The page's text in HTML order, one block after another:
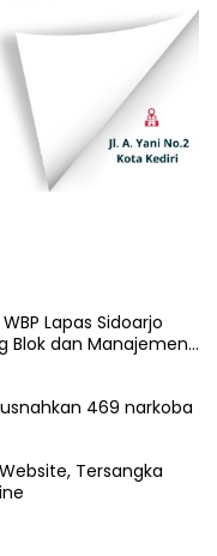
Lapas Sidoarjo
Blok dan Manajemen
469 narkoba
Tersangka